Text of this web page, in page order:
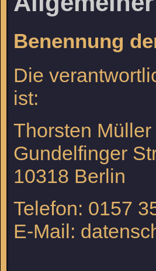
Benennung
Die
ist:
Thorsten Müller
Gundelfinger
10318 Berlin
Telefon: 0157
E-Mail: